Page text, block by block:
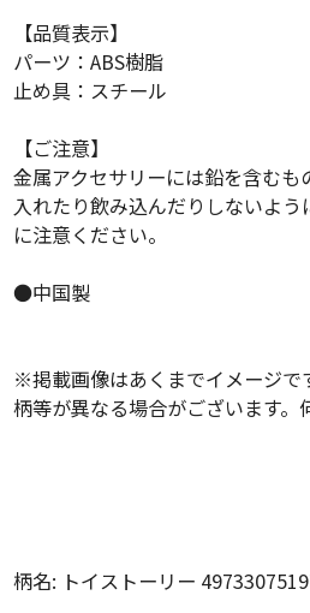
【品質表示】
パーツ：ABS樹脂
止め具：スチール
【ご注意】
金属アクセサリーには鉛を含むも
入れたり飲み込んだりしないよ
に注意ください。
●中国製
※掲載画像はあくまでイメージで
柄等が異なる場合がございます。
柄名: トイストーリー